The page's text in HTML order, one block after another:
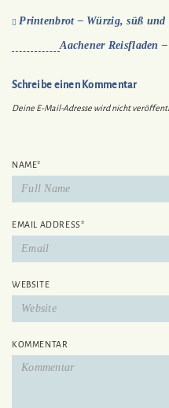
Printenbrot – Würzig, süß und
Aachener Reisfladen
Schreibe einen Kommentar
Deine E-Mail-Adresse wird nicht
NAME*
EMAIL ADDRESS*
WEBSITE
KOMMENTAR